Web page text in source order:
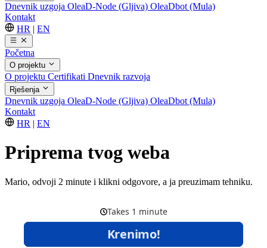
Dnevnik uzgoja OleaD-Node (Gljiva) OleaDbot (Mula)
Kontakt
HR | EN
Početna
O projektu
O projektu Certifikati Dnevnik razvoja
Rješenja
Dnevnik uzgoja OleaD-Node (Gljiva) OleaDbot (Mula)
Kontakt
HR | EN
Priprema tvog weba
Mario, odvoji 2 minute i klikni odgovore, a ja preuzimam tehniku.